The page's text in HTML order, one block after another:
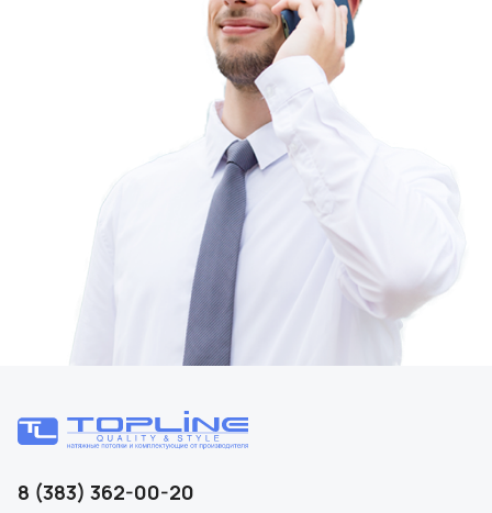
8 (383) 362-00-20